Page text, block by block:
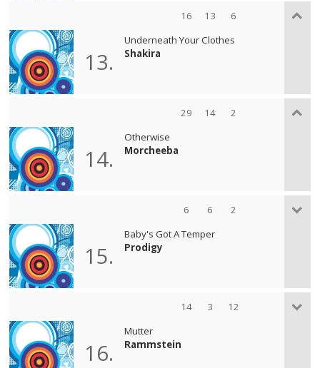
16 13 6
13.
Underneath Your Clothes
Shakira
29 14 2
14.
Otherwise
Morcheeba
6 6 2
15.
Baby's Got A Temper
Prodigy
14 3 12
16.
Mutter
Rammstein